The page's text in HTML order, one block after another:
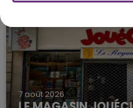
présente.
7 août 2026